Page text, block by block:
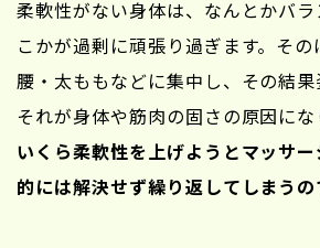
柔軟性がない身体は、なんとかバ
こかが過剰に頑張り過ぎます。その
腰・太ももなどに集中し、その結果
それが身体や筋肉の固さの原因にな
いくら柔軟性を上げようとマッサ
的には解決せず繰り返してしまうの